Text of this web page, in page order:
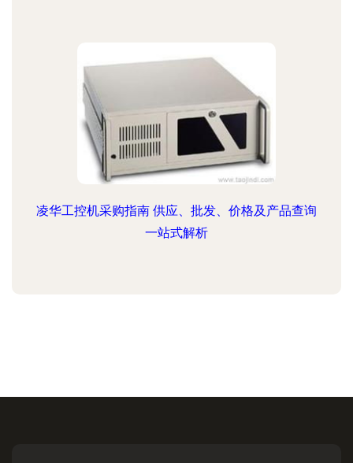
凌华工控机采购指南 供应、批发、价格及产品查询
一站式解析